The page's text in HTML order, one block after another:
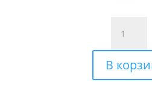
товара
250
МГ
В